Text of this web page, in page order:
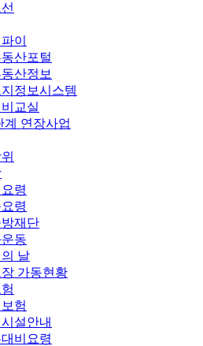
이
산포털
산정보
정보시스템
교실
계 연장사업
령
령
재단
동
날
가동현황
험
설안내
비요령